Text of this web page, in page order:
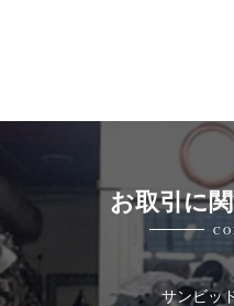
お取引に
サンビッ